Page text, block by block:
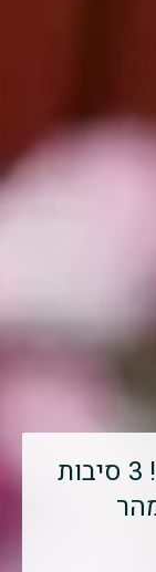
אל תוותרי על צילומי היריון! 3 סיבות